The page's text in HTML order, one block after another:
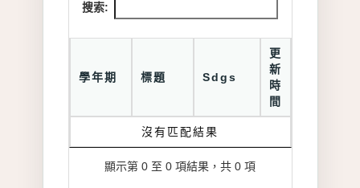
搜索:
學年期 標題 Sdgs
更
新
時
間
沒有匹配結果
顯示第 0 至 0 項結果，共 0 項